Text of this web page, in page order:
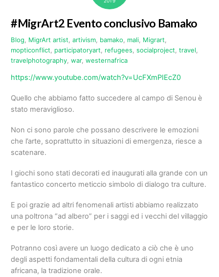
#MigrArt2 Evento conclusivo Bamako
Blog MigrArt artist ,artivism bamako mali Migrart
mopticonflict
participatoryart refugees ,socialproject ,travel
travelphotography ,war,westernafrica
https://www.youtube.com/watch?v=UcFXmPIEcZ0
Quello che abbiamo fatto succedere al campo di Senou è
stato meraviglioso.
Non ci sono parole che possano descrivere le emozioni
che l’arte, soprattutto in situazioni di emergenza, riesce a
scatenare.
I giochi sono stati decorati ed inaugurati alla grande con un
fantastico concerto meticcio simbolo di dialogo tra culture.
E poi grazie ad altri fenomenali artisti abbiamo realizzato
una poltrona “ad albero” per i saggi ed i vecchi del villaggio
e per le loro storie.
Potranno così avere un luogo dedicato a ciò che è uno
degli aspetti fondamentali della cultura di ogni etnia
africana, la tradizione orale.